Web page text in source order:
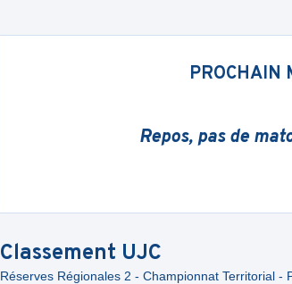
PROCHAIN
Repos, pas de
Classement UJC
Réserves Régionales 2 - Championnat Territorial -